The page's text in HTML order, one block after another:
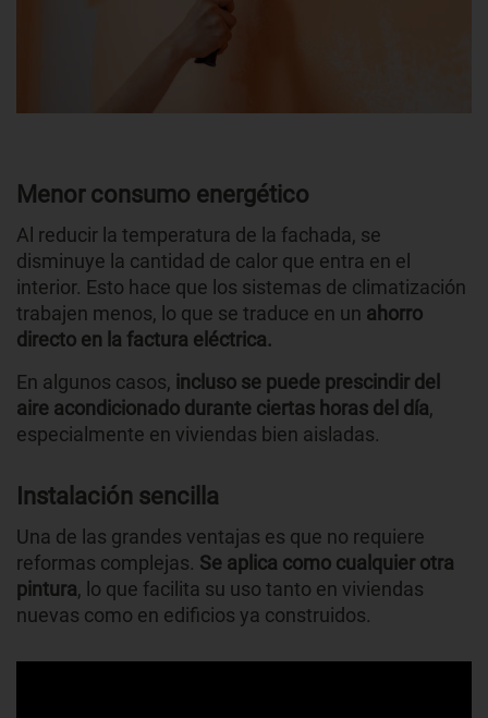
Menor consumo energético
Al reducir la temperatura de la fachada, se
disminuye la cantidad de calor que entra en el
interior. Esto hace que los sistemas de climatización
trabajen menos, lo que se traduce en un ahorro
directo en la factura eléctrica.
En algunos casos, incluso se puede prescindir del
aire acondicionado durante ciertas horas del día,
especialmente en viviendas bien aisladas.
Instalación sencilla
Una de las grandes ventajas es que no requiere
reformas complejas. Se aplica como cualquier otra
pintura, lo que facilita su uso tanto en viviendas
nuevas como en edificios ya construidos.